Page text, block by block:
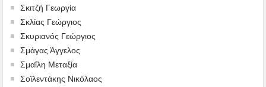
Σκιτζή Γεωργία
Σκλίας Γεώργιος
Σκυριανός Γεώργιος
Σμάγας Άγγελος
Σμαΐλη Μεταξία
Σοϊλεντάκης Νικόλαος